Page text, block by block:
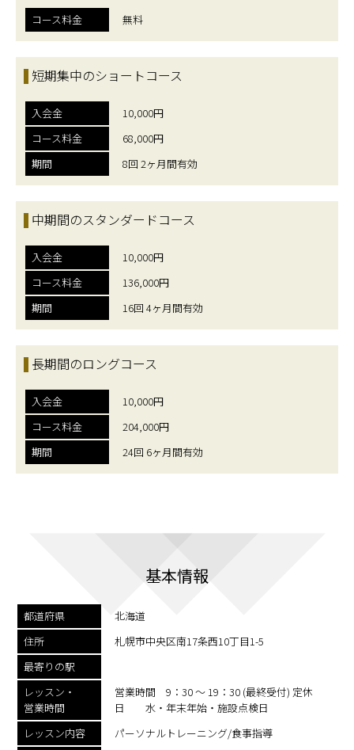
コース料金 無料
短期集中のショートコース
入会金
10,000円
コース料金
68,000円
期間
8回 2ヶ月間有効
中期間のスタンダードコース
入会金
10,000円
コース料金
136,000円
期間
16回 4ヶ月間有効
長期間のロングコース
入会金
10,000円
コース料金
204,000円
期間
24回 6ヶ月間有効
基本情報
都道府県
北海道
住所
札幌市中央区南17条西10丁目1-5
最寄りの駅
レッスン・
営業時間
営業時間 9：30 〜 19：30 (最終受付) 定休
日 水・年末年始・施設点検日
レッスン内容
パーソナルトレーニング/食事指導